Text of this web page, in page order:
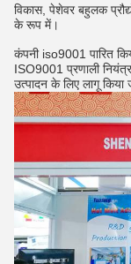
विकास, पेशेवर बहुलक
के रूप में।
कंपनी iso9001 पारित
ISO9001 प्रणाली
उत्पादन के लिए लागू किया